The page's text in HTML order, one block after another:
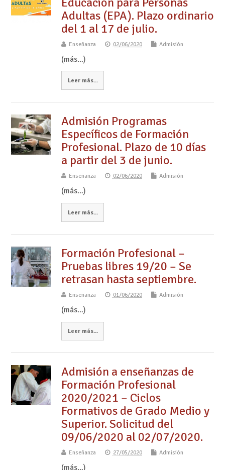
Adultas (EPA). Plazo ordinario
del 1 al 17 de julio.
Enseñanza 02/06/2020 Admisión
(más…)
Leer más...
Admisión Programas
Específicos de Formación
Profesional. Plazo de 10 días
a partir del 3 de junio.
Enseñanza 02/06/2020 Admisión
(más…)
Leer más...
Formación Profesional –
Pruebas libres 19/20 – Se
retrasan hasta septiembre.
Enseñanza 01/06/2020 Admisión
(más…)
Leer más...
Admisión a enseñanzas de
Formación Profesional
2020/2021 – Ciclos
Formativos de Grado Medio y
Superior. Solicitud del
09/06/2020 al 02/07/2020.
Enseñanza 27/05/2020 Admisión
(más…)